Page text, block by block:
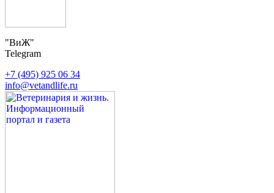
"ВиЖ"
Telegram
+7 (495) 925 06 34
info@vetandlife.ru